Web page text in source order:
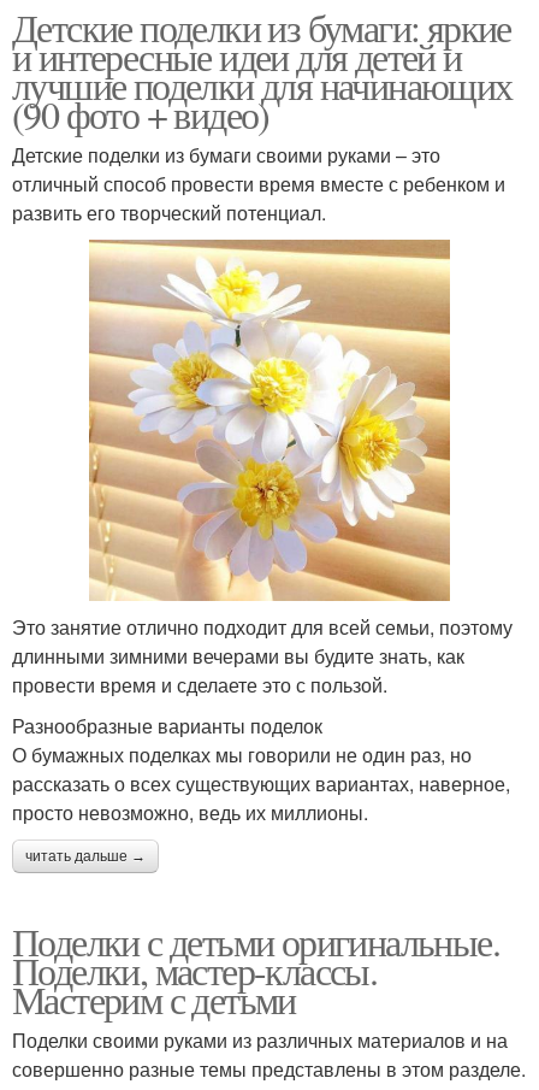
Детские поделки из бумаги: яркие
и интересные идеи для детей и
лучшие поделки для начинающих
(90 фото + видео)
Детские поделки из бумаги своими руками – это
отличный способ провести время вместе с ребенком и
развить его творческий потенциал.
Это занятие отлично подходит для всей семьи, поэтому
длинными зимними вечерами вы будите знать, как
провести время и сделаете это с пользой.
Разнообразные варианты поделок
О бумажных поделках мы говорили не один раз, но
рассказать о всех существующих вариантах, наверное,
просто невозможно, ведь их миллионы.
читать дальше →
Поделки с детьми оригинальные.
Поделки, мастер-классы.
Мастерим с детьми
Поделки своими руками из различных материалов и на
совершенно разные темы представлены в этом разделе.